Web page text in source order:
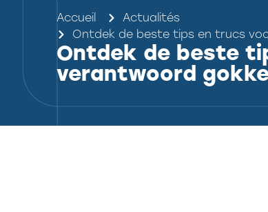
Accueil
Actualités
Ontdek de beste tips en trucs
Ontdek de beste
verantwoord